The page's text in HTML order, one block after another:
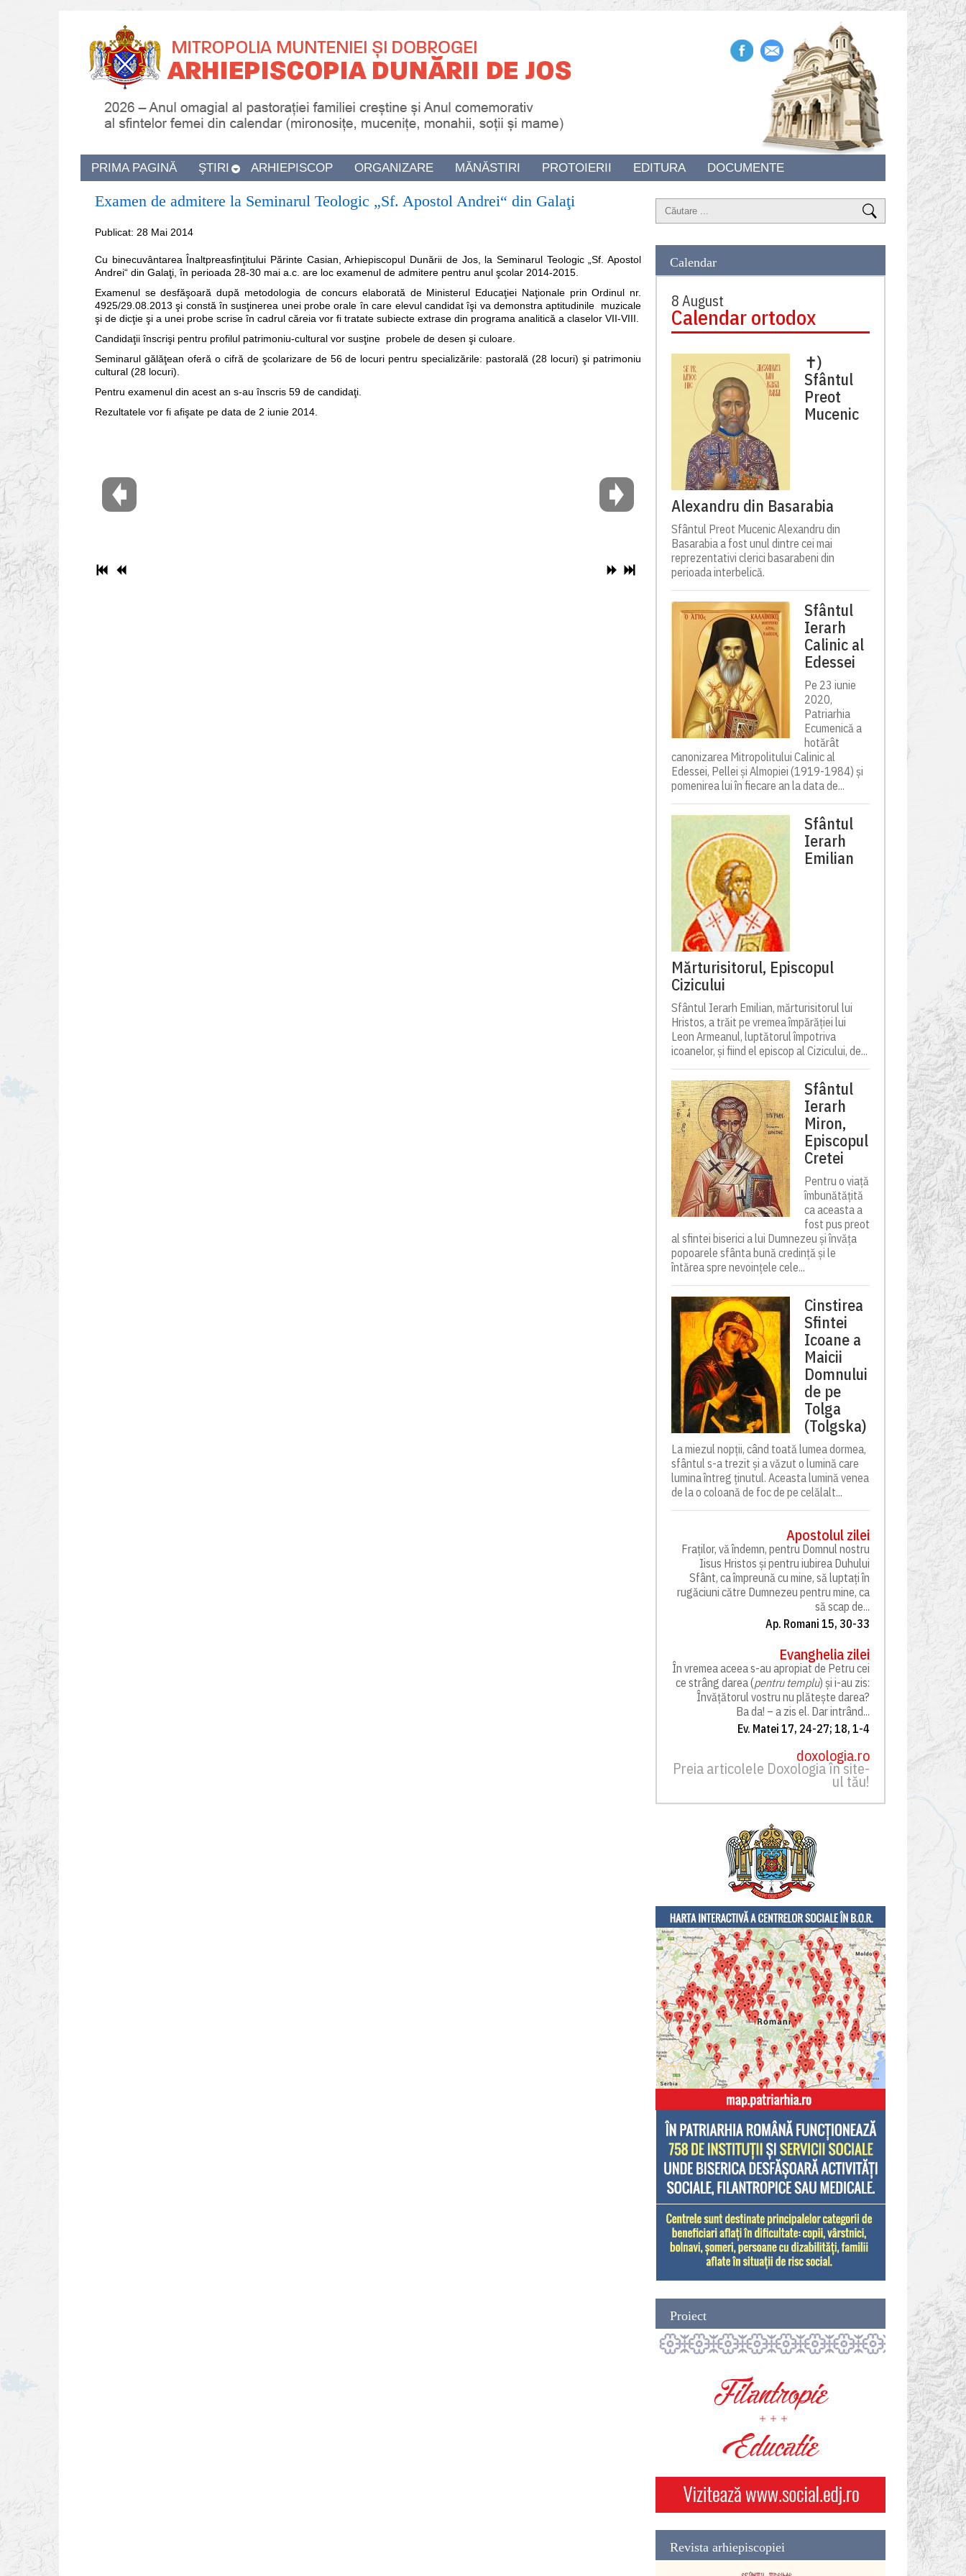
PRIMA PAGINĂ ŞTIRI ARHIEPISCOP ORGANIZARE MĂNĂSTIRI PROTOIERII EDITURA DOCUMENTE
Examen de admitere la Seminarul Teologic „Sf. Apostol Andrei“ din Galaţi
Publicat: 28 Mai 2014
Cu binecuvântarea Înaltpreasfinţitului Părinte Casian, Arhiepiscopul Dunării de Jos, la Seminarul Teologic „Sf. Apostol
Andrei“ din Galaţi, în perioada 28-30 mai a.c. are loc examenul de admitere pentru anul şcolar 2014-2015.
Examenul se desfăşoară după metodologia de concurs elaborată de Ministerul Educaţiei Naţionale prin Ordinul nr.
4925/29.08.2013 şi constă în susţinerea unei probe orale în care elevul candidat îşi va demonstra aptitudinile muzicale
şi de dicţie şi a unei probe scrise în cadrul căreia vor fi tratate subiecte extrase din programa analitică a claselor VII-VIII.
Candidaţii înscrişi pentru profilul patrimoniu-cultural vor susţine probele de desen şi culoare.
Seminarul gălăţean oferă o cifră de şcolarizare de 56 de locuri pentru specializările: pastorală (28 locuri) şi patrimoniu
cultural (28 locuri).
Pentru examenul din acest an s-au înscris 59 de candidaţi.
Rezultatele vor fi afişate pe data de 2 iunie 2014.
Calendar
8 August
Calendar ortodox
✝)
Sfântul
Preot
Mucenic
Alexandru din Basarabia
Sfântul Preot Mucenic Alexandru din
Basarabia a fost unul dintre cei mai
reprezentativi clerici basarabeni din
perioada interbelică.
Sfântul
Ierarh
Calinic al
Edessei
Pe 23 iunie
2020,
Patriarhia
Ecumenică a
hotărât
canonizarea Mitropolitului Calinic al
Edessei, Pellei și Almopiei (1919-1984) și
pomenirea lui în fiecare an la data de...
Sfântul
Ierarh
Emilian
Mărturisitorul, Episcopul
Cizicului
Sfântul Ierarh Emilian, mărturisitorul lui
Hristos, a trăit pe vremea împărăției lui
Leon Armeanul, luptătorul împotriva
icoanelor, și fiind el episcop al Cizicului, de...
Sfântul
Ierarh
Miron,
Episcopul
Cretei
Pentru o viață
îmbunătățită
ca aceasta a
fost pus preot
al sfintei biserici a lui Dumnezeu și învăța
popoarele sfânta bună credință și le
întărea spre nevoințele cele...
Cinstirea
Sfintei
Icoane a
Maicii
Domnului
de pe
Tolga
(Tolgska)
La miezul nopții, când toată lumea dormea,
sfântul s-a trezit și a văzut o lumină care
lumina întreg ținutul. Aceasta lumină venea
de la o coloană de foc de pe celălalt...
Apostolul zilei
Fraților, vă îndemn, pentru Domnul nostru
Iisus Hristos și pentru iubirea Duhului
Sfânt, ca împreună cu mine, să luptați în
rugăciuni către Dumnezeu pentru mine, ca
să scap de...
Ap. Romani 15, 30-33
Evanghelia zilei
În vremea aceea s-au apropiat de Petru cei
ce strâng darea (pentru templu) și i-au zis:
Învățătorul vostru nu plătește darea?
Ba da! – a zis el. Dar intrând...
Ev. Matei 17, 24-27; 18, 1-4
doxologia.ro
Preia articolele Doxologia în site-
ul tău!
Proiect
Revista arhiepiscopiei